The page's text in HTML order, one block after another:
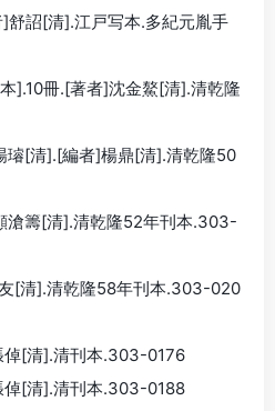
詔[清].江戸写本.多紀元胤手
].10冊.[著者]沈金鰲[清].清乾隆
璿[清].[編者]楊鼎[清].清乾隆50
滄籌[清].清乾隆52年刊本.303-
[清].清乾隆58年刊本.303-020
倬[清].清刊本.303-0176
倬[清].清刊本.303-0188